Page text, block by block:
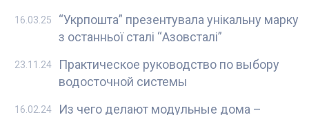
“Укрпошта” презентувала унікальну марку
з останньої сталі “Азовсталі”
16.03.25
Практическое руководство по выбору
водосточной системы
23.11.24
Из чего делают модульные дома –
16.02.24